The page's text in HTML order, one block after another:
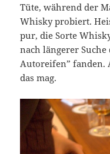
Tüte, während der
Whisky probiert.
pur, die Sorte
nach längerer
Autoreifen” fanden.
das mag.